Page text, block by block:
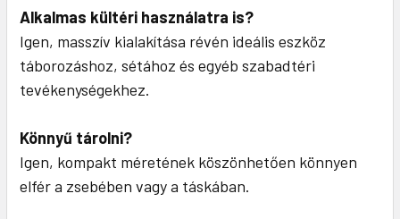
Alkalmas kültéri használatra is?
Igen, masszív kialakítása révén ideális eszköz
táborozáshoz, sétához és egyéb szabadtéri
tevékenységekhez.
Könnyű tárolni?
Igen, kompakt méretének köszönhetően könnyen
elfér a zsebében vagy a táskában.